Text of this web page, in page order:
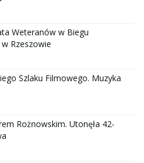
Weteranów w Biegu
Rzeszowie
Szlaku Filmowego. Muzyka
Rożnowskim. Utonęła 42-